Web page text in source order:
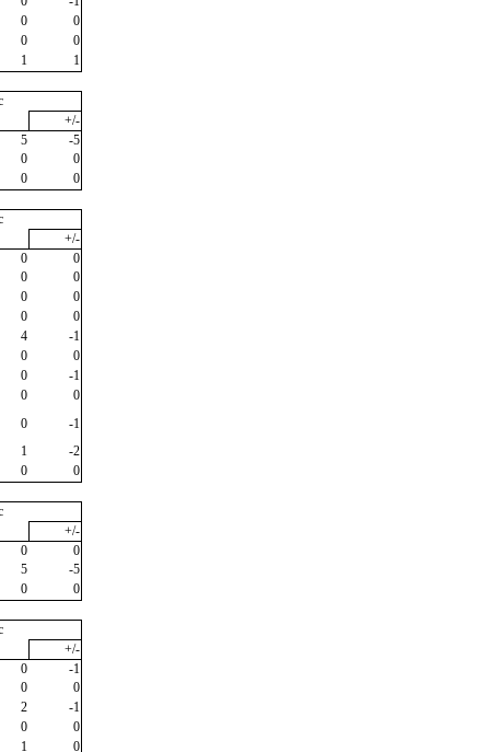
0
0
0
0
1
1
+/-
5
-5
0
0
0
0
+/-
0
0
0
0
0
0
0
0
4
-1
0
0
0
-1
0
0
0
-1
1
-2
0
0
+/-
0
0
5
-5
0
0
+/-
0
-1
0
0
2
-1
0
0
1
0